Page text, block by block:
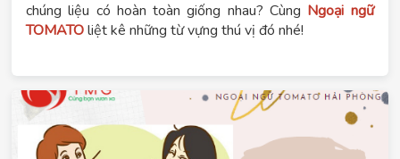
chúng liệu có hoàn toàn giống nhau? Cùng Ngoại ngữ
TOMATOliệt kê những từ vựng thú vị đó nhé!